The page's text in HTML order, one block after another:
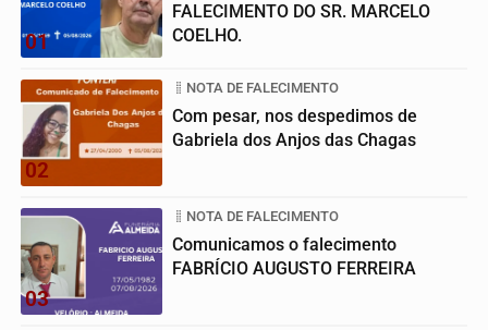
01
FALECIMENTO DO SR. MARCELO
COELHO.
02
NOTA DE FALECIMENTO
Com pesar, nos despedimos de
Gabriela dos Anjos das Chagas
03
NOTA DE FALECIMENTO
Comunicamos o falecimento
FABRÍCIO AUGUSTO FERREIRA